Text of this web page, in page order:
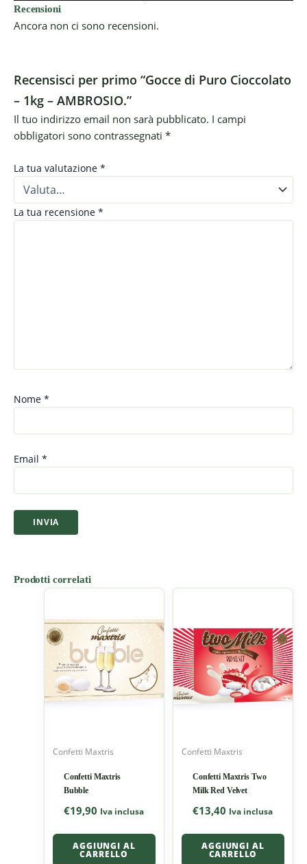
Recensioni
Ancora non ci sono recensioni.
Recensisci per primo “Gocce di Puro Cioccolato
– 1kg – AMBROSIO.”
Il tuo indirizzo email non sarà pubblicato. I campi
obbligatori sono contrassegnati *
La tua valutazione *
La tua recensione *
Nome *
Email *
Prodotti correlati
Confetti Maxtris
Confetti Maxtris
Bubble
€19,90 Iva inclusa
AGGIUNGI AL
CARRELLO
Confetti Maxtris
Confetti Maxtris Two
Milk Red Velvet
€13,40 Iva inclusa
AGGIUNGI AL
CARRELLO